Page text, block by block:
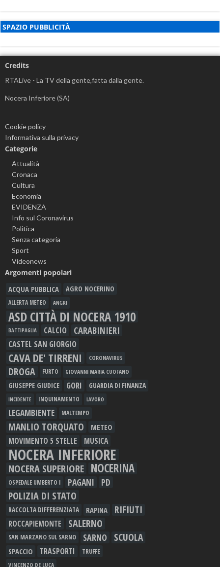
SPAZIO PUBBLICITÀ
Credits
RTALive - La TV della gente,fatta dalla gente.
Nocera Inferiore (SA)
Cookie policy
Informativa sulla privacy
Categorie
Attualità
Cronaca
Cultura
Economia
EVIDENZA
Info sul Coronavirus
Politica
Senza categoria
Sport
Videonews
Argomenti popolari
ACQUA PUBBLICA AGRO NOCERINO
ALLERTA METEO ANGRI
ASD CITTÀ DI NOCERA 1910
BATTIPAGLIA CALCIO CARABINIERI
CASTEL SAN GIORGIO
CAVA DE' TIRRENI CORONAVIRUS
DROGA FURTO GIOVANNI MARIA CUOFANO
GIUSEPPE GIUDICE GORI GUARDIA DI FINANZA
INCIDENTE INQUINAMENTO LAVORO
LEGAMBIENTE MALTEMPO
MANLIO TORQUATO METEO
MOVIMENTO 5 STELLE MUSICA
NOCERA INFERIORE
NOCERA SUPERIORE NOCERINA
OSPEDALE UMBERTO I PAGANI PD
POLIZIA DI STATO
RACCOLTA DIFFERENZIATA RAPINA RIFIUTI
ROCCAPIEMONTE SALERNO
SAN MARZANO SUL SARNO SARNO SCUOLA
SPACCIO TRASPORTI TRUFFE
VINCENZO DE LUCA